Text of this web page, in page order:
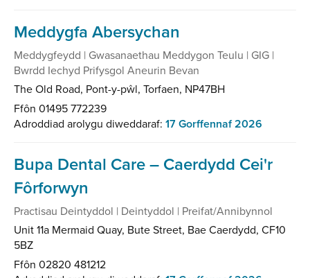
Meddygfa Abersychan
Meddygfeydd | Gwasanaethau Meddygon Teulu | GIG |
Bwrdd Iechyd Prifysgol Aneurin Bevan
The Old Road, Pont-y-pŵl, Torfaen, NP47BH
Ffôn 01495 772239
Adroddiad arolygu diweddaraf: 17 Gorffennaf 2026
Bupa Dental Care – Caerdydd Cei'r
Fôrforwyn
Practisau Deintyddol | Deintyddol | Preifat/Annibynnol
Unit 11a Mermaid Quay, Bute Street, Bae Caerdydd, CF10
5BZ
Ffôn 02820 481212